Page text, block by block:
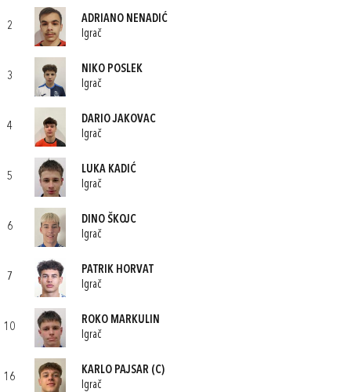
2
ADRIANO NENADIĆ
Igrač
3
NIKO POSLEK
Igrač
4
DARIO JAKOVAC
Igrač
5
LUKA KADIĆ
Igrač
6
DINO ŠKOJC
Igrač
7
PATRIK HORVAT
Igrač
10
ROKO MARKULIN
Igrač
16
KARLO PAJSAR (C)
Igrač